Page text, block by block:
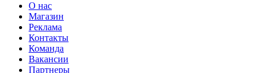
О нас
Магазин
Реклама
Контакты
Команда
Вакансии
Партнеры